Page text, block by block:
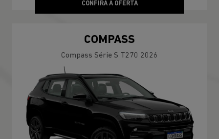
CONFIRA A OFERTA
COMPASS
Compass Série S T270 2026